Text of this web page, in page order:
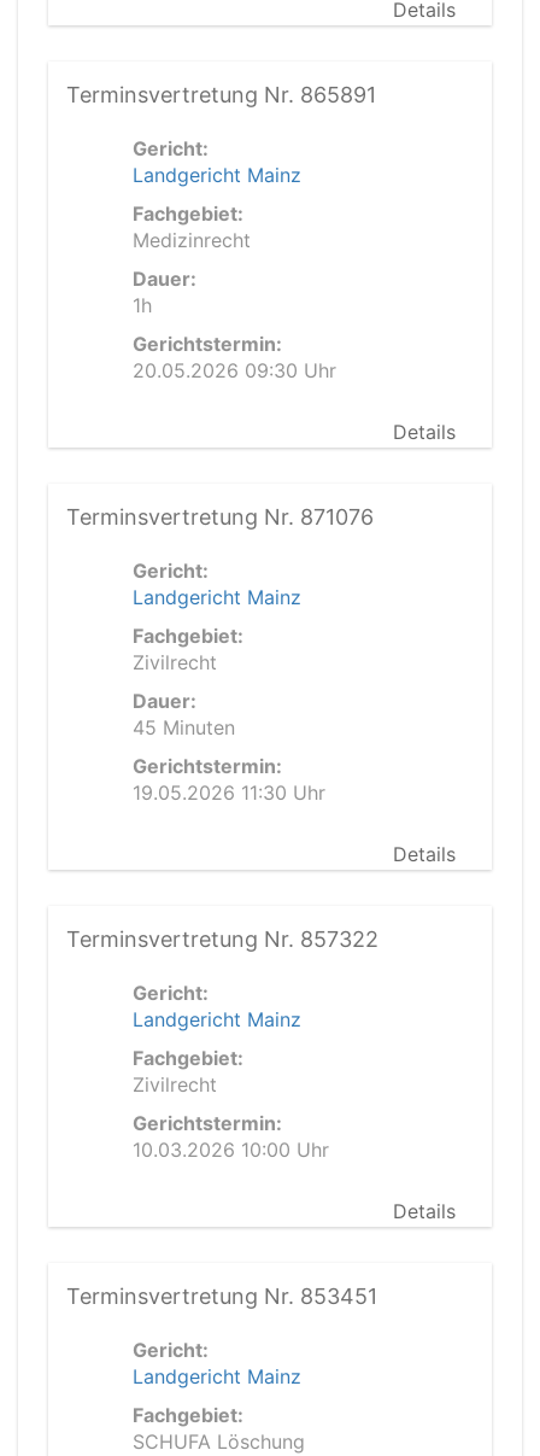
Details
Terminsvertretung Nr. 865891
Gericht:
Landgericht Mainz
Fachgebiet:
Medizinrecht
Dauer:
1h
Gerichtstermin:
20.05.2026 09:30 Uhr
Details
Terminsvertretung Nr. 871076
Gericht:
Landgericht Mainz
Fachgebiet:
Zivilrecht
Dauer:
45 Minuten
Gerichtstermin:
19.05.2026 11:30 Uhr
Details
Terminsvertretung Nr. 857322
Gericht:
Landgericht Mainz
Fachgebiet:
Zivilrecht
Gerichtstermin:
10.03.2026 10:00 Uhr
Details
Terminsvertretung Nr. 853451
Gericht:
Landgericht Mainz
Fachgebiet:
SCHUFA Löschung